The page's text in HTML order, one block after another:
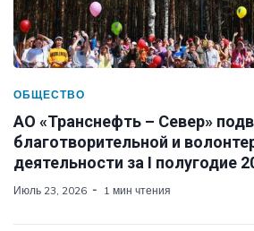
ОБЩЕСТВО
АО «Транснефть – Север»
благотворительной и
деятельности за I полугодие
Июль 23, 2026 1 мин чтения